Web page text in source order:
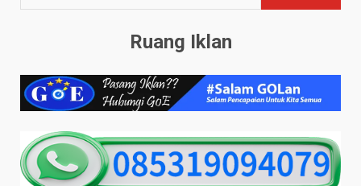
Ruang Iklan